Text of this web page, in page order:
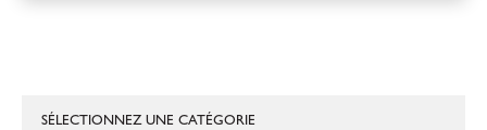
SÉLECTIONNEZ UNE CATÉGORIE